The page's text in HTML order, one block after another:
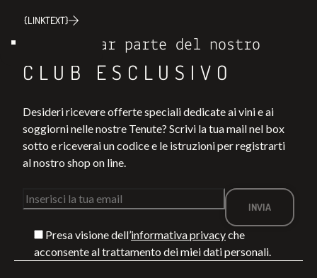
{LINKTEXT}
Entra a far parte del nostro
CLUB ESCLUSIVO
Desideri ricevere offerte speciali dedicate ai vini e ai
soggiorni nelle nostre Tenute? Scrivi la tua mail nel box
sotto e riceverai un codice e le istruzioni per registrarti
al nostro shop on line.
Presa visione dell’informativa privacyche
acconsente al trattamento dei miei dati personali.